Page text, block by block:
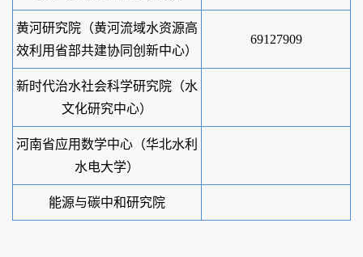
黄河研究院 （黄河流域水资源高
效利用省部共建协同创新中心）
69127909
新时代治水社会科学研究院（水
文化研究中心）
河南省应用数学中心（华北水利
水电大学）
能源与碳中和研究院